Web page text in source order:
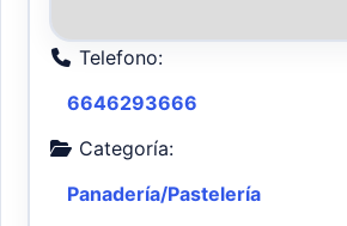
Telefono:
6646293666
Categoría:
Panadería/Pastelería